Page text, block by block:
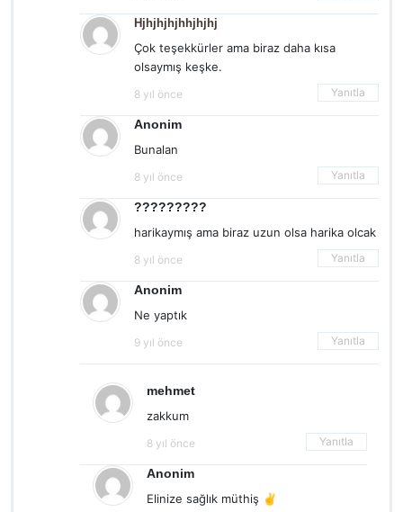
Hjhjhjhjhhjhjhj
Çok teşekkürler ama biraz daha kısa
olsaymış keşke.
8 yıl önce Yanıtla
Anonim
Bunalan
8 yıl önce Yanıtla
?????????
harikaymış ama biraz uzun olsa harika olcak
8 yıl önce Yanıtla
Anonim
Ne yaptık
9 yıl önce Yanıtla
mehmet
zakkum
8 yıl önce Yanıtla
Anonim
Elinize sağlık müthiş ✌